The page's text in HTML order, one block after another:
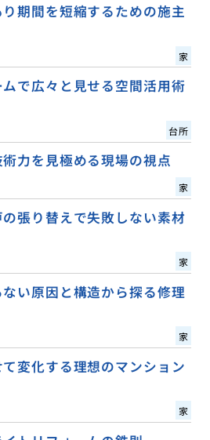
期間を短縮するための施主
家
で広々と見せる空間活用術
台所
力を見極める現場の視点
家
張り替えで失敗しない素材
家
い原因と構造から探る修理
家
変化する理想のマンション
家